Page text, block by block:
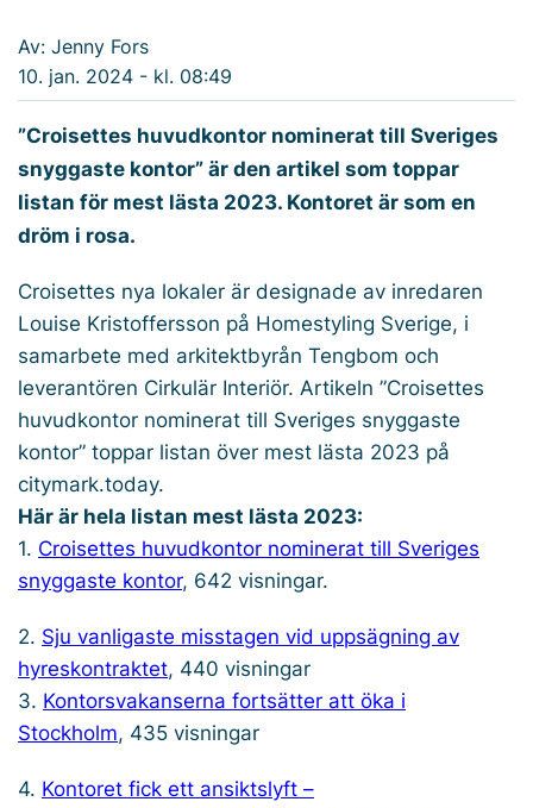
Av: Jenny Fors
10. jan. 2024 - kl. 08:49
”Croisettes huvudkontor nominerat till Sveriges
snyggaste kontor” är den artikel som toppar
listan för mest lästa 2023. Kontoret är som en
dröm i rosa.
Croisettes nya lokaler är designade av inredaren
Louise Kristoffersson på Homestyling Sverige, i
samarbete med arkitektbyrån Tengbom och
leverantören Cirkulär Interiör. Artikeln ”Croisettes
huvudkontor nominerat till Sveriges snyggaste
kontor” toppar listan över mest lästa 2023 på
citymark.today.
Här är hela listan mest lästa 2023:
1. Croisettes huvudkontor nominerat till Sveriges
snyggaste kontor, 642 visningar.
2. Sju vanligaste misstagen vid uppsägning av
hyreskontraktet, 440 visningar
3. Kontorsvakanserna fortsätter att öka i
Stockholm, 435 visningar
4. Kontoret fick ett ansiktslyft –